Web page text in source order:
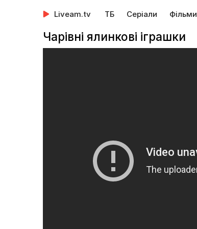
Liveam.tv ТБ Серіали Фільми
Чарівні ялинкові іграшки